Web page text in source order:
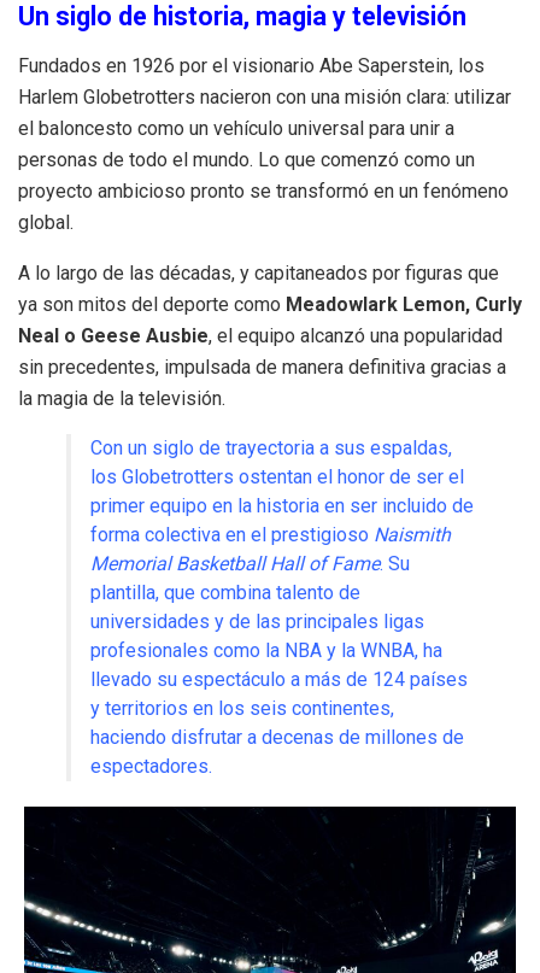
Un siglo de historia, magia y televisión
Fundados en 1926 por el visionario Abe Saperstein, los
Harlem Globetrotters nacieron con una misión clara: utilizar
el baloncesto como un vehículo universal para unir a
personas de todo el mundo. Lo que comenzó como un
proyecto ambicioso pronto se transformó en un fenómeno
global.
A lo largo de las décadas, y capitaneados por figuras que
ya son mitos del deporte como Meadowlark Lemon, Curly
Neal o Geese Ausbie, el equipo alcanzó una popularidad
sin precedentes, impulsada de manera definitiva gracias a
la magia de la televisión.
Con un siglo de trayectoria a sus espaldas,
los Globetrotters ostentan el honor de ser el
primer equipo en la historia en ser incluido de
forma colectiva en el prestigioso Naismith
Memorial Basketball Hall of Fame. Su
plantilla, que combina talento de
universidades y de las principales ligas
profesionales como la NBA y la WNBA, ha
llevado su espectáculo a más de 124 países
y territorios en los seis continentes,
haciendo disfrutar a decenas de millones de
espectadores.